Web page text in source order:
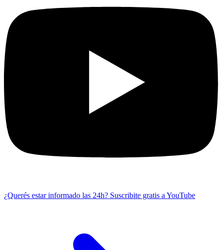
¿Querés estar informado las 24h? Suscribite gratis a YouTube